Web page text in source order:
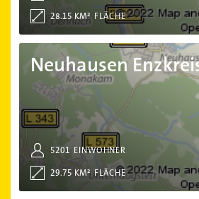
FLÄCHE
28.15 KM²
Neuhausen
EINWOHNER
5201
FLÄCHE
29.75 KM²
Neuhausen Enzkreis